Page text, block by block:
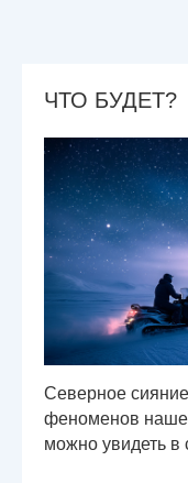
ЧТО БУДЕТ?
Северное
феноменов
можно увидеть в